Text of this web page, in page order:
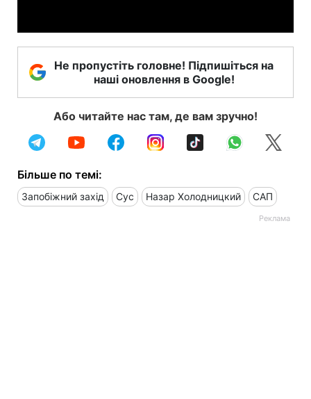
Не пропустіть головне! Підпишіться на
наші оновлення в Google!
Або читайте нас там, де вам зручно!
Більше по темі:
Запобіжний захід Сус Назар Холодницкий САП